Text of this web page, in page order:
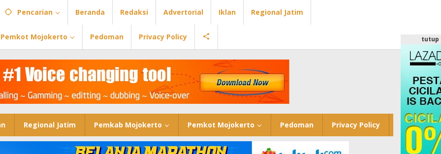
Pencarian Beranda Redaksi Advertorial Iklan Regional Jatim
Pemkot Mojokerto Pedoman Privacy Policy
Regional Jatim Pemkab Mojokerto Pemkot Mojokerto Pedoman Privacy Policy
tutup